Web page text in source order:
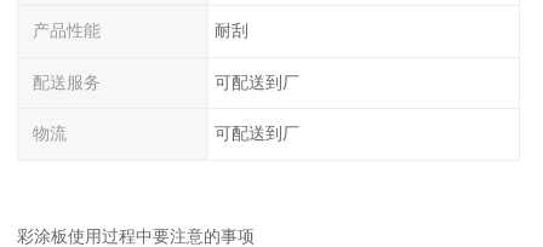
产品性能 耐刮
配送服务 可配送到厂
物流 可配送到厂
彩涂板使用过程中要注意的事项